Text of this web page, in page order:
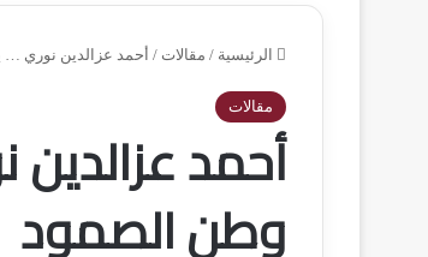
الرئيسية / مقالات / أحمد عزالدين نوري
مقالات
أحمد
وطن الصمود